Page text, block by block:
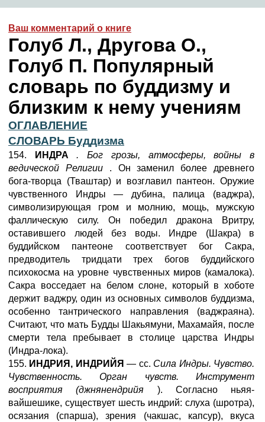
Ваш комментарий о книге
Голуб Л., Другова О.,
Голуб П. Популярный
словарь по буддизму и
близким к нему учениям
ОГЛАВЛЕНИЕ
СЛОВАРЬ Буддизма
154. ИНДРА. Бог грозы, атмосферы, войны в
ведической Религии . Он заменил более древнего
бога-творца (Тваштар) и возглавил пантеон. Оружие
чувственного Индры — дубина, палица (ваджра),
символизирующая гром и молнию, мощь, мужскую
фаллическую силу. Он победил дракона Вритру,
оставившего людей без воды. Индре (Шакра) в
буддийском пантеоне соответствует бог Сакра,
предводитель тридцати трех богов буддийского
психокосма на уровне чувственных миров (камалока).
Сакра восседает на белом слоне, который в хоботе
держит ваджру, один из основных символов буддизма,
особенно тантрического направления (ваджраяна).
Считают, что мать Будды Шакьямуни, Махамайя, после
смерти тела пребывает в столице царства Индры
(Индра-лока).
155. ИНДРИЯ, ИНДРИЙЯ— сс. Сила Индры. Чувство.
Чувственность. Орган чувств. Инструмент
восприятия (джнянендрийя ). Согласно ньяя-
вайшешике, существует шесть индрий: слуха (шротра),
осязания (спарша), зрения (чакшас, капсур), вкуса